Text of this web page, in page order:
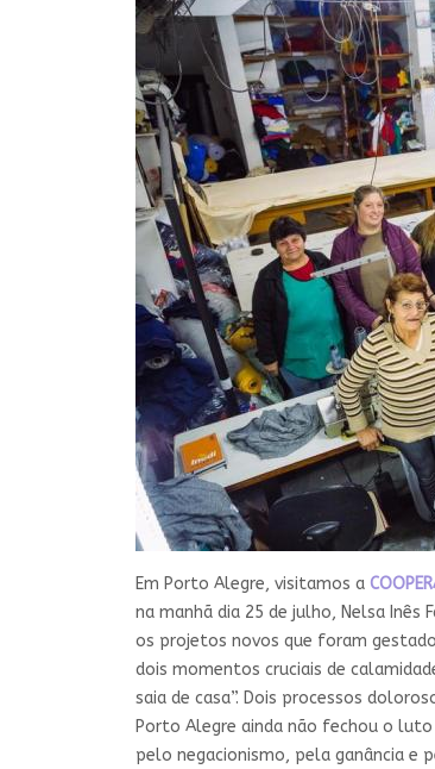
Em Porto Alegre, visitamos a
na manhã dia 25 de julho, Nelsa
os projetos novos que foram
dois momentos cruciais de
saia de casa”. Dois processos
Porto Alegre ainda não fechou o
pelo negacionismo, pela ganância e